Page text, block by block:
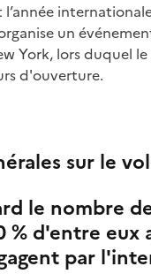
un
York, lors duquel
d'ouverture.
sur le
le nombre
% d'entre
par